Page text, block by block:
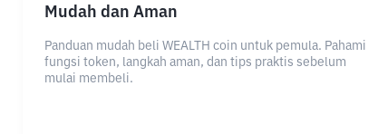
Mudah dan Aman
Panduan mudah beli WEALTH coin untuk pemula. Pahami
fungsi token, langkah aman, dan tips praktis sebelum
mulai membeli.